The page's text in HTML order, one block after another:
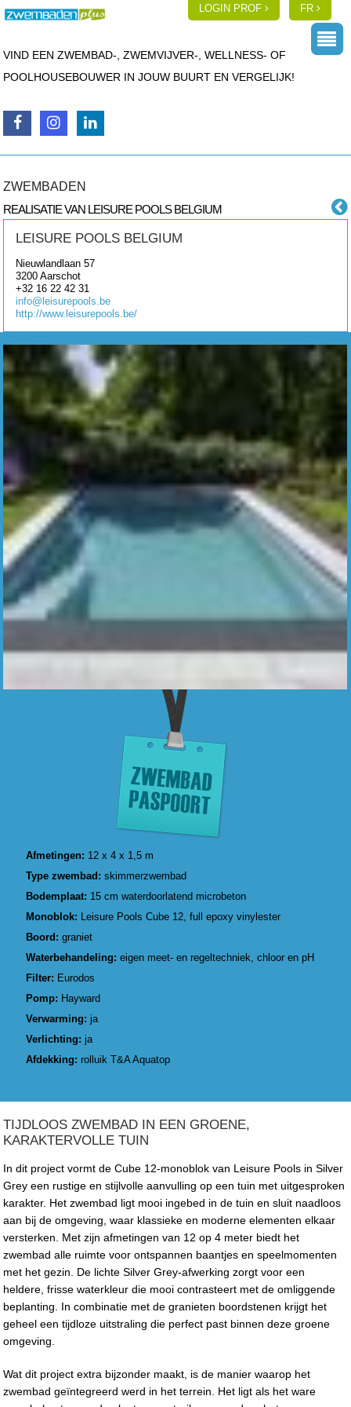
LOGIN PROF FR
VIND EEN ZWEMBAD-, ZWEMVIJVER-, WELLNESS- OF
POOLHOUSEBOUWER IN JOUW BUURT EN VERGELIJK!
ZWEMBADEN
REALISATIE VAN LEISURE POOLS BELGIUM
LEISURE POOLS BELGIUM
Nieuwlandlaan 57
3200 Aarschot
+32 16 22 42 31
info@leisurepools.be
http://www.leisurepools.be/
Afmetingen: 12 x 4 x 1,5 m
Type zwembad:skimmerzwembad
Bodemplaat: 15 cm waterdoorlatend microbeton
Monoblok:
Leisure Pools Cube 12, full epoxy vinylester
Boord: graniet
Waterbehandeling:eigen meet- en regeltechniek, chloor en pH
Filter: Eurodos
Pomp: Hayward
Verwarming:ja
Verlichting: ja
Afdekking: rolluik T&A Aquatop
TIJDLOOS ZWEMBAD IN EEN GROENE,
KARAKTERVOLLE TUIN
In dit project vormt de Cube 12-monoblok van Leisure Pools in Silver
Grey een rustige en stijlvolle aanvulling op een tuin met uitgesproken
karakter. Het zwembad ligt mooi ingebed in de tuin en sluit naadloos
aan bij de omgeving, waar klassieke en moderne elementen elkaar
versterken. Met zijn afmetingen van 12 op 4 meter biedt het
zwembad alle ruimte voor ontspannen baantjes en speelmomenten
met het gezin. De lichte Silver Grey-afwerking zorgt voor een
heldere, frisse waterkleur die mooi contrasteert met de omliggende
beplanting. In combinatie met de granieten boordstenen krijgt het
geheel een tijdloze uitstraling die perfect past binnen deze groene
omgeving.
Wat dit project extra bijzonder maakt, is de manier waarop het
zwembad geïntegreerd werd in het terrein. Het ligt als het ware